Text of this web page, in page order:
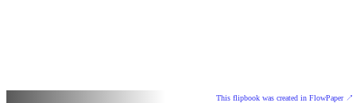
This flipbook was created in FlowPaper ↗